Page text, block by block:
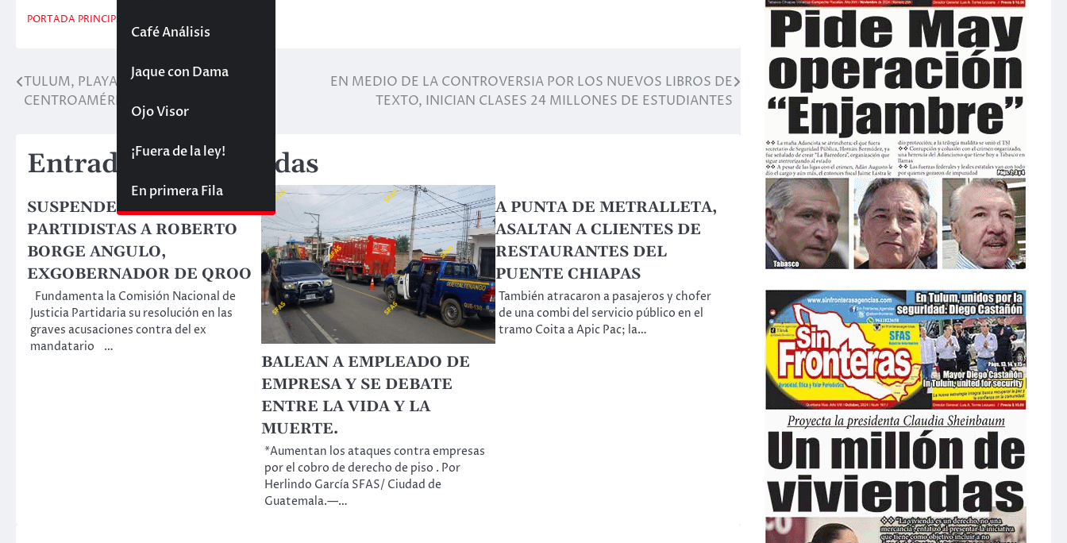
Café Análisis
Jaque con Dama
Ojo Visor
¡Fuera de la ley!
En primera Fila
PORTADA PRINCIPAL
Navegación
TULUM, PLAYA LÍDER EN MÉXICO Y
CENTROAMÉRICA: DIEGO CASTAÑÓN
EN MEDIO DE LA CONTROVERSIA POR LOS NUEVOS LIBROS DE
TEXTO, INICIAN CLASES 24 MILLONES DE ESTUDIANTES
Entradas relacionadas
SUSPENDE PRI DERECHOS
PARTIDISTAS A ROBERTO
BORGE ANGULO,
EXGOBERNADOR DE QROO
Fundamenta la Comisión Nacional de
Justicia Partidaria su resolución en las
graves acusaciones contra del ex
mandatario …
BALEAN A EMPLEADO DE
EMPRESA Y SE DEBATE
ENTRE LA VIDA Y LA
MUERTE.
*Aumentan los ataques contra empresas
por el cobro de derecho de piso . Por
Herlindo García SFAS/ Ciudad de
Guatemala.—…
A PUNTA DE METRALLETA,
ASALTAN A CLIENTES DE
RESTAURANTES DEL
PUENTE CHIAPAS
También atracaron a pasajeros y chofer
de una combi del servicio público en el
tramo Coita a Apic Pac; la…